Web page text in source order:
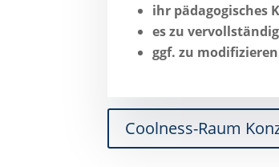
ihr pädagogisches
eszu
ggf.zu modifizieren
Coolness-Raum